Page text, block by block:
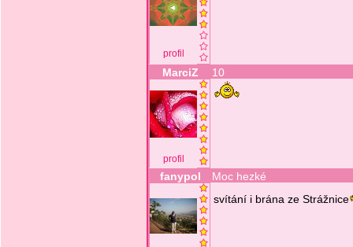
profil
MarciZ 10
profil
fanypol Moc hezké
svítání i brána ze Strážnice